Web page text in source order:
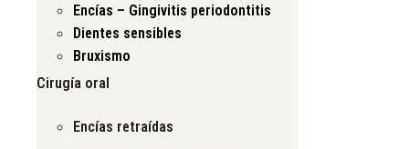
Encías – Gingivitis periodontitis
Dientes sensibles
Bruxismo
Cirugía oral
Encías retraídas